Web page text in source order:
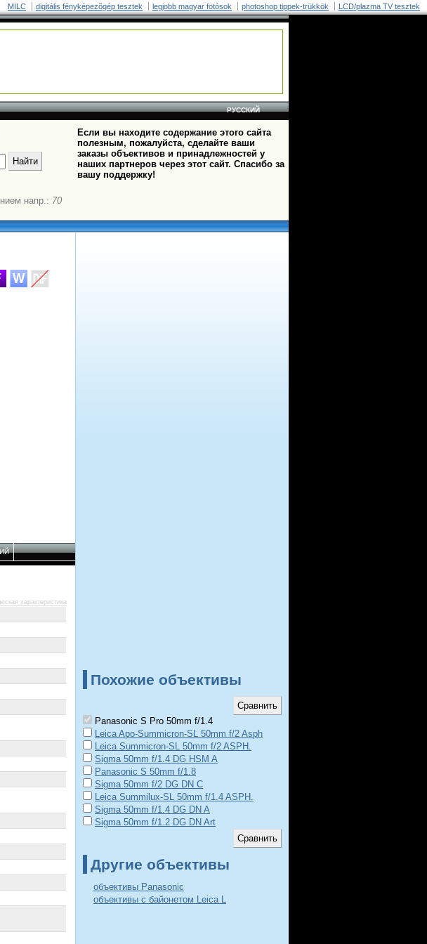
MILC digitális fényképezõgép tesztek legjobb magyar fotósok photoshop tippek-trükkök LCD/plazma TV tesztek
РУССКИЙ
напр.: 70
Если вы находите содержание этого сайта
полезным, пожалуйста, сделайте ваши
заказы объективов и принадлежностей у
наших партнеров через этот сайт. Спасибо за
вашу поддержку!
характеристика
Похожие объективы
Panasonic S Pro 50mm f/1.4
Leica Apo-Summicron-SL 50mm f/2 Asph
Leica Summicron-SL 50mm f/2 ASPH.
Sigma 50mm f/1.4 DG HSM A
Panasonic S 50mm f/1.8
Sigma 50mm f/2 DG DN C
Leica Summilux-SL 50mm f/1.4 ASPH.
Sigma 50mm f/1.4 DG DN A
Sigma 50mm f/1.2 DG DN Art
Другие объективы
объективы Panasonic
объективы с байонетом Leica L